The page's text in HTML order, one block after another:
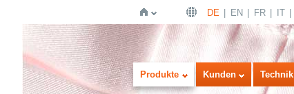
Startseite
DE EN FR IT
Produkte Kunden Technik